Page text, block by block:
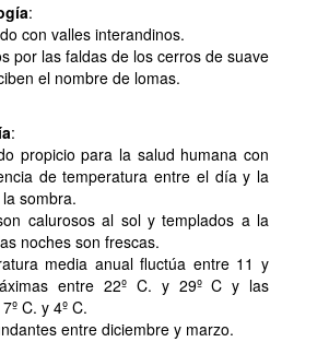
:
con valles interandinos.
por las faldas de los cerros de suave
el nombre de lomas.
:
propicio para la salud humana con
de temperatura entre el día y la
sombra.
calurosos al sol y templados a la
noches son frescas.
media anual fluctúa entre 11 y
entre 22º C. y 29º C y las
C. y 4º C.
entre diciembre y marzo.